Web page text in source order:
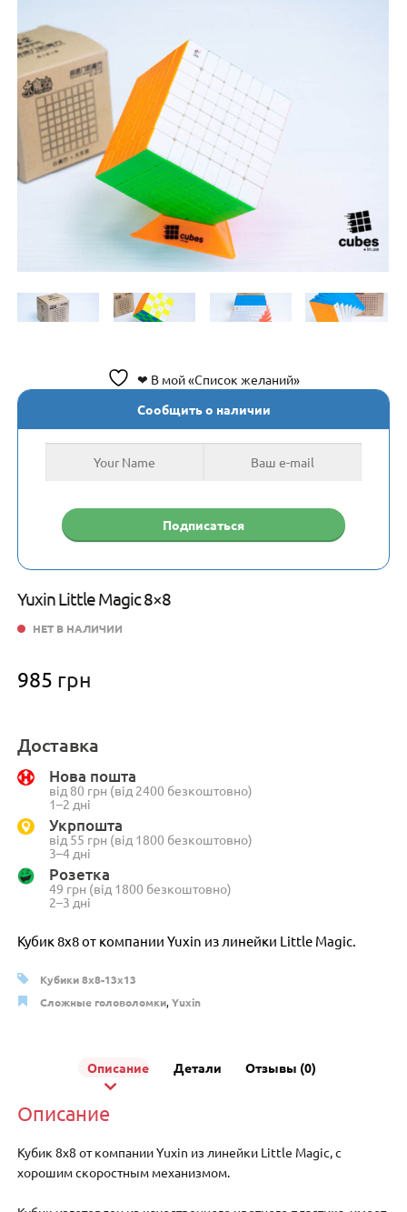
❤ В мой «Список желаний»
Yuxin Little Magic 8×8
985 грн
Кубик 8х8 от компании Yuxin из линейки Little Magic.
НЕТ В НАЛИЧИИ
Сообщить о наличии
Доставка
Нова пошта
від 80 грн (від 2400 безкоштовно)
1–2 дні
Укрпошта
від 55 грн (від 1800 безкоштовно)
3–4 дні
Розетка
49 грн (від 1800 безкоштовно)
2–3 дні
Кубики 8x8-13x13
Сложные головоломки,Yuxin
Описание Детали Отзывы (0)
Описание
Кубик 8х8 от компании Yuxin из линейки Little Magic, с
хорошим скоростным механизмом.